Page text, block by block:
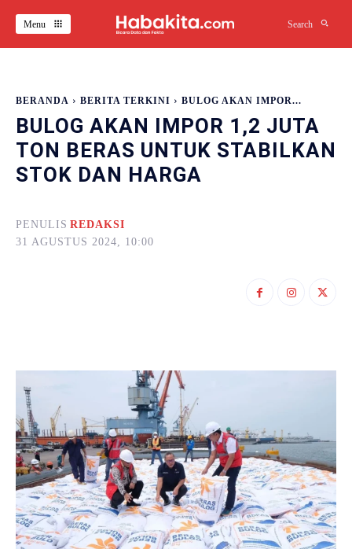
Menu Search
BERANDA BERITA TERKINI BULOG AKAN IMPOR...
BULOG AKAN IMPOR 1,2 JUTA
TON BERAS UNTUK STABILKAN
STOK DAN HARGA
PENULIS REDAKSI
31 AGUSTUS 2024, 10:00